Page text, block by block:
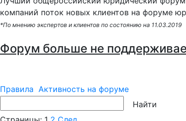
компаний поток новых клиентов на форуме
*По мнению экспертов и клиентов по состоянию на 11.03.2019
Форум больше не
Правила Активность на форуме